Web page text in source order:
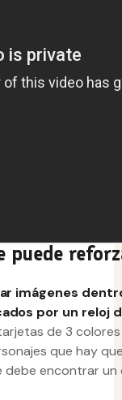
puede
imágenes
por un reloj
de 3
que hay
debe encontrar